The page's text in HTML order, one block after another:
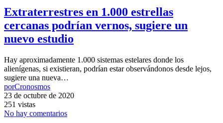
Extraterrestres en 1.000 estrellas
cercanas podrían vernos, sugiere un
nuevo estudio
Hay aproximadamente 1.000 sistemas estelares donde los
alienígenas, si existieran, podrían estar observándonos desde lejos,
sugiere una nueva…
porCronosmos
23 de octubre de 2020
251 vistas
No hay comentarios